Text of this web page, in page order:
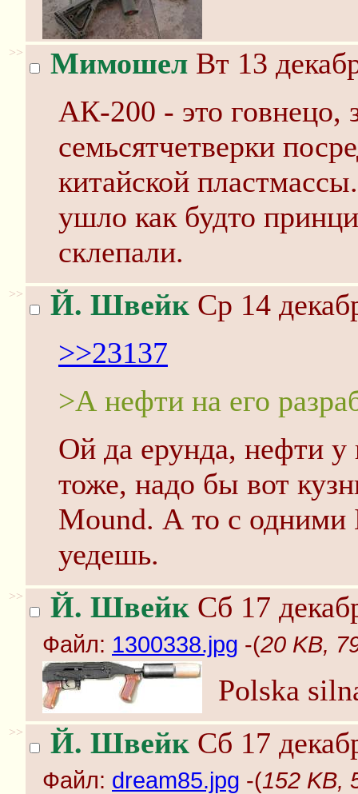
>> Мимошел Вт 13
АК-200 - это говнецо,
семьсятчетверки
китайской
ушло как будто
склепали.
>> Й. Швейк Ср 14
>>23137
>А нефти на его
Ой да ерунда, нефти у
тоже, надо бы вот
Mound. А то с одними
уедешь.
>> Й. Швейк Сб 17
Файл: 1300338.jpg -(20 KB,
Polska
>> Й. Швейк Сб 17
Файл: dream85.jpg -(152 KB,